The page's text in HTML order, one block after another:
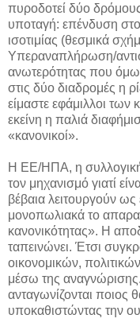
πυροδοτεί δύο
υποταγή: επένδυση
ισοτιμίας (θεσμικά
Υπεραναπλήρωση/
ανωτερότητας που
στις δύο διαδρομές η
είμαστε εφάμιλλοι
εκείνη η παλιά
«κανονικοί».
Η ΕΕ/ΗΠΑ, η
τον μηχανισμό γιατί
βέβαια λειτουργούν
μονοπωλιακά το
κανονικότητας». Η
ταπεινώνει. Έτσι
οικονομικών,
μέσω της αναγνώρισης.
ανταγωνίζονται
υποκαθιστώντας την